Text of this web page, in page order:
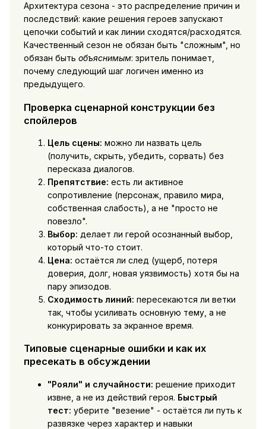
Архитектура сезона - это распределение причин и
последствий: какие решения героев запускают
цепочки событий и как линии сходятся/расходятся.
Качественный сезон не обязан быть "сложным", но
обязан быть объяснимым: зритель понимает,
почему следующий шаг логичен именно из
предыдущего.
Проверка сценарной конструкции без
спойлеров
Цель сцены: можно ли назвать цель
(получить, скрыть, убедить, сорвать) без
пересказа диалогов.
Препятствие: есть ли активное
сопротивление (персонаж, правило мира,
собственная слабость), а не "просто не
повезло".
Выбор: делает ли герой осознанный выбор,
который что-то стоит.
Цена: остаётся ли след (ущерб, потеря
доверия, долг, новая уязвимость) хотя бы на
пару эпизодов.
Сходимость линий: пересекаются ли ветки
так, чтобы усиливать основную тему, а не
конкурировать за экранное время.
Типовые сценарные ошибки и как их
пресекать в обсуждении
"Рояли" и случайности: решение приходит
извне, а не из действий героя. Быстрый
тест: уберите "везение" - остаётся ли путь к
развязке через характер и навыки